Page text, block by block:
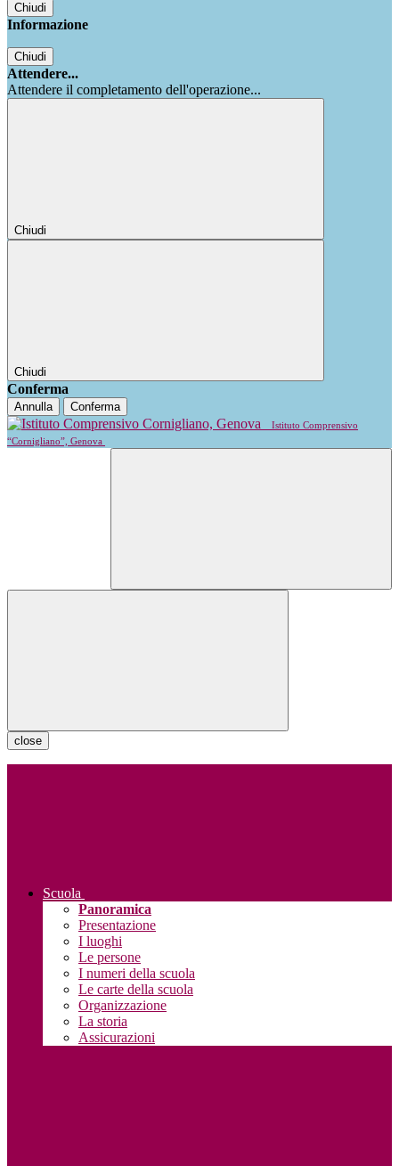
Chiudi
Informazione
Chiudi
Attendere...
Attendere il completamento dell'operazione...
Chiudi
Chiudi
Conferma
Annulla Conferma
Istituto Comprensivo
“Cornigliano”, Genova
close
Scuola
Panoramica
Presentazione
I luoghi
Le persone
I numeri della scuola
Le carte della scuola
Organizzazione
La storia
Assicurazioni